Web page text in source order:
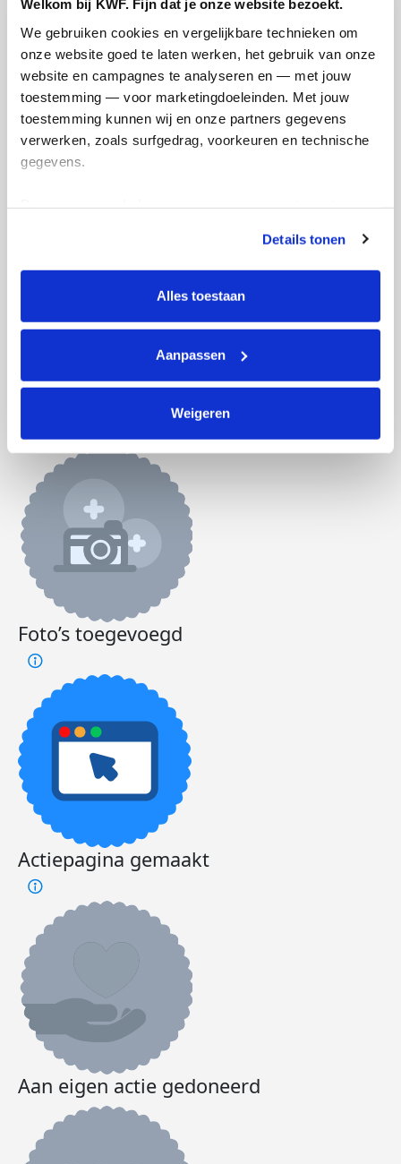
Welkom bij KWF. Fijn dat je onze website bezoekt.
We gebruiken cookies en vergelijkbare technieken om
onze website goed te laten werken, het gebruik van onze
website en campagnes te analyseren en — met jouw
toestemming — voor marketingdoeleinden. Met jouw
toestemming kunnen wij en onze partners gegevens
verwerken, zoals surfgedrag, voorkeuren en technische
gegevens.
tonen. Je kunt je toestemming op elk moment wijzigen of
intrekken via Cookie instellingen onderaan de pagina. De
lijst met cookies is te vinden in het tabblad “details”.
Details tonen
Alles toestaan
Aanpassen
Weigeren
Ik wil bijdragen aan de transactiekosten
en betaal €0.75 extra.
Doneer nu
Doneer Word lid van ons team
Romaysa's badges
Foto’s toegevoegd
Actiepagina gemaakt
Aan eigen actie gedoneerd